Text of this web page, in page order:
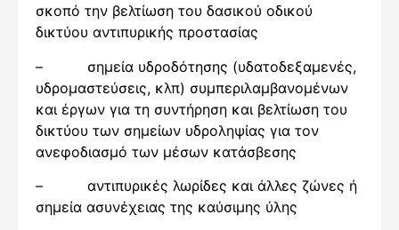
σκοπό την βελτίωση του δασικού οδικού
δικτύου αντιπυρικής προστασίας
– σημεία υδροδότησης (υδατοδεξαμενές,
υδρομαστεύσεις, κλπ) συμπεριλαμβανομένων
και έργων για τη συντήρηση και βελτίωση του
δικτύου των σημείων υδροληψίας για τον
ανεφοδιασμό των μέσων κατάσβεσης
– αντιπυρικές λωρίδες και άλλες ζώνες ή
σημεία ασυνέχειας της καύσιμης ύλης